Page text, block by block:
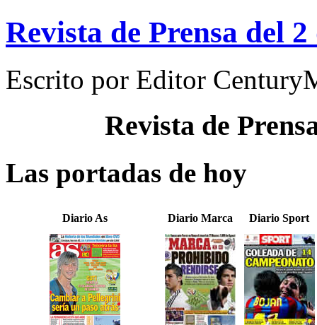
Revista de Prensa del
Escrito por Editor
Revista de
Las portadas de hoy
Diario As Diario Marca Diario Sport